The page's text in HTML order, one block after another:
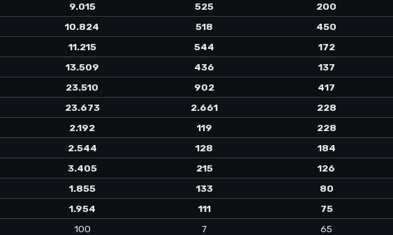
9.015 525 200
10.824 518 450
11.215 544 172
13.509 436 137
23.510 902 417
23.673 2.661 228
2.192 119 228
2.544 128 184
3.405 215 126
1.855 133 80
1.954 111 75
100 7 65